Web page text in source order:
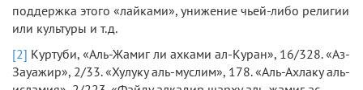
поддержка этого «лайками», унижение чьей-либо религии
или культуры и т.д.
[2] Куртуби, «Аль-Жамиг ли ахками ал-Куран», 16/328. «Аз-
Зауажир», 2/33. «Хулуку аль-муслим», 178. «Аль-Ахлаку аль-